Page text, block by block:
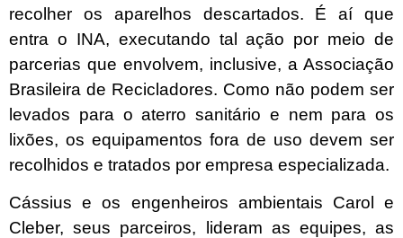
recolher os aparelhos descartados. É aí que
entra o INA, executando tal ação por meio de
parcerias que envolvem, inclusive, a Associação
Brasileira de Recicladores. Como não podem ser
levados para o aterro sanitário e nem para os
lixões, os equipamentos fora de uso devem ser
recolhidos e tratados por empresa especializada.
Cássius e os engenheiros ambientais Carol e
Cleber, seus parceiros, lideram as equipes, as